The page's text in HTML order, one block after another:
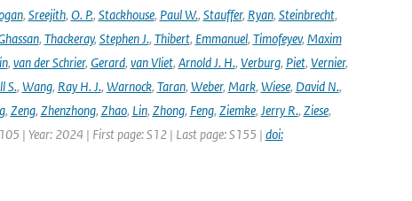
, Sreejith, O. P., Stackhouse, Paul W., Stauffer, Ryan, Steinbrecht,
, Thackeray, Stephen J., Thibert, Emmanuel, Timofeyev, Maxim
, van der Schrier, Gerard, van Vliet, Arnold J. H., Verburg, Piet, Vernier,
S., Wang, Ray H. J., Warnock, Taran, Weber, Mark, Wiese, David N.,
, Zeng, Zhenzhong, Zhao, Lin, Zhong, Feng, Ziemke, Jerry R., Ziese,
| Year: 2024 | First page: S12 | Last page: S155 | doi: